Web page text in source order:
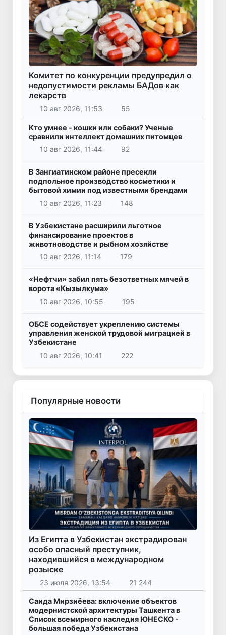
Комитет по конкуренции предупредил о
недопустимости рекламы БАДов как
лекарств
10 авг 2026, 11:53 55
Кто умнее - кошки или собаки? Ученые
сравнили интеллект домашних питомцев
10 авг 2026, 11:44
92
В Зангиатинском районе пресекли
подпольное производство косметики и
бытовой химии под известными брендами
10 авг 2026, 11:23
148
В Узбекистане расширили льготное
финансирование проектов в
животноводстве и рыбном хозяйстве
10 авг 2026, 11:14
179
«Нефтчи» забил пять безответных мячей в
ворота «Кызылкума»
10 авг 2026, 10:55
195
ОБСЕ содействует укреплению системы
управления женской трудовой миграцией в
Узбекистане
10 авг 2026, 10:41
222
Популярные новости
Из Египта в Узбекистан экстрадирован
особо опасный преступник,
находившийся в международном
розыске
23 июля 2026, 13:54 21 244
Саида Мирзиёева: включение объектов
модернистской архитектуры Ташкента в
Список всемирного наследия ЮНЕСКО -
большая победа Узбекистана